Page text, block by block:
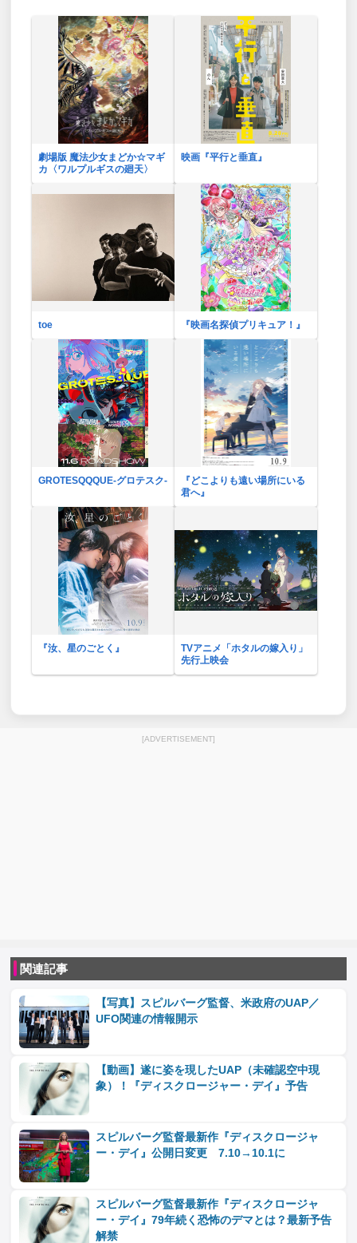
劇場版 魔法少女まどか☆マギ
カ〈ワルプルギスの廻天〉
映画『平行と垂直』
toe 『映画名探偵プリキュア！』
GROTESQQQUE-グロテスク-
『どこよりも遠い場所にいる
君へ』
『汝、星のごとく』
TVアニメ「ホタルの嫁入り」
先行上映会
[ADVERTISEMENT]
関連記事
【写真】スピルバーグ監督、米政府のUAP／
UFO関連の情報開示
【動画】遂に姿を現したUAP（未確認空中現
象）！『ディスクロージャー・デイ』予告
スピルバーグ監督最新作『ディスクロージャ
ー・デイ』公開日変更 7.10→10.1に
スピルバーグ監督最新作『ディスクロージャ
ー・デイ』79年続く恐怖のデマとは？最新予告
解禁